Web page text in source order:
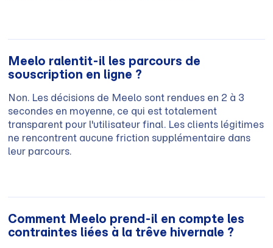
Meelo ralentit-il les parcours de
souscription en ligne ?
Non. Les décisions de Meelo sont rendues en 2 à 3
secondes en moyenne, ce qui est totalement
transparent pour l'utilisateur final. Les clients légitimes
ne rencontrent aucune friction supplémentaire dans
leur parcours.
Comment Meelo prend-il en compte les
contraintes liées à la trêve hivernale ?